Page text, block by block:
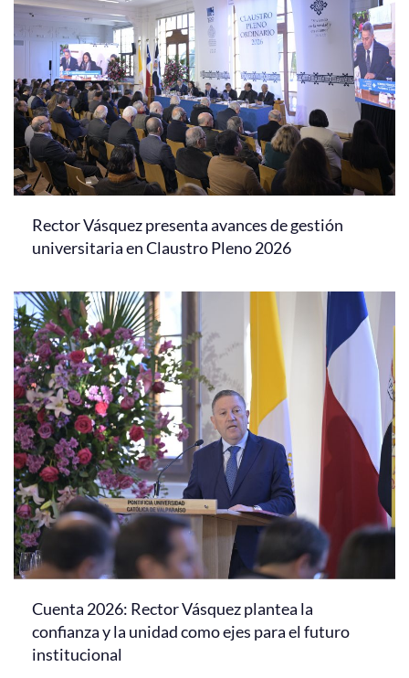
Rector Vásquez presenta avances de gestión
universitaria en Claustro Pleno 2026
Cuenta 2026: Rector Vásquez plantea la
confianza y la unidad como ejes para el futuro
institucional